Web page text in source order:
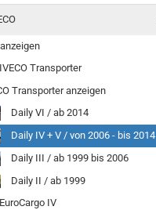
IVECO Transporter
Transporter anzeigen
Daily VI / ab 2014
Daily IV + V / von 2006 - bis 2014
Daily III / ab 1999 bis 2006
Daily II / ab 1999
EuroCargo IV